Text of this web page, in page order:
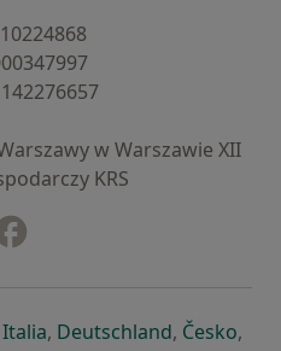
w Warszawie XII
KRS
karcie
w nowej karcie
się w nowej karcie
Italiaotwiera się w nowej
, Deutschlandotwiera się
, Česko,